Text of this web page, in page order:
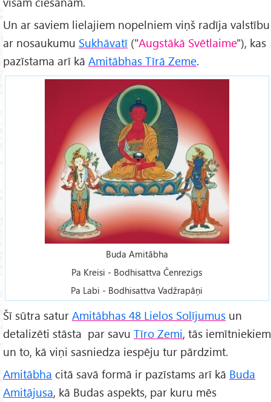
Un ar saviem lielajiem nopelniem viņš radīja valstību
ar nosaukumu Sukhāvatī ("Augstākā Svētlaime"), kas
pazīstama arī kā Amitābhas Tīrā Zeme.
Buda Amitābha
Pa Kreisi - Bodhisattva Čenrezigs
Pa Labi - Bodhisattva Vadžrapāņi
Šī sūtra satur Amitābhas 48 Lielos Solījumus un
detalizēti stāsta par savu Tīro Zemi, tās iemītniekiem
un to, kā viņi sasniedza iespēju tur pārdzimt.
Amitābha citā savā formā ir pazīstams arī kā Buda
Amitājusa, kā Budas aspekts, par kuru mēs